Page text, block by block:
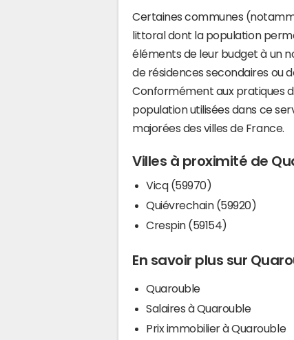
Certaines communes
littoral dont la population
éléments de leur budget à un
de résidences secondaires ou
Conformément aux pratiques
population utilisées dans ce
majorées des villes de France.
Villes à proximité de
Vicq (59970)
Quiévrechain (59920)
Crespin (59154)
En savoir plus sur
Quarouble
Salaires à Quarouble
Prix immobilier à Quarouble